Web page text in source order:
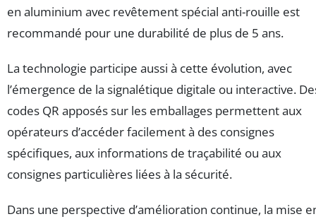
en aluminium avec revêtement spécial anti-rouille est
recommandé pour une durabilité de plus de 5 ans.
La technologie participe aussi à cette évolution, avec
l’émergence de la signalétique digitale ou interactive.
codes QR apposés sur les emballages permettent aux
opérateurs d’accéder facilement à des consignes
spécifiques, aux informations de traçabilité ou aux
consignes particulières liées à la sécurité.
Dans une perspective d’amélioration continue, la mise